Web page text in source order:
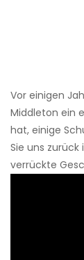
Vor einigen
Middleton ein
hat, einige
Sie uns zurück
verrückte